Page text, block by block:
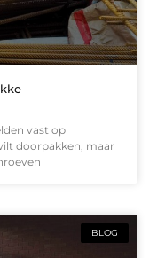
vast op
doorpakken, maar
BLOG